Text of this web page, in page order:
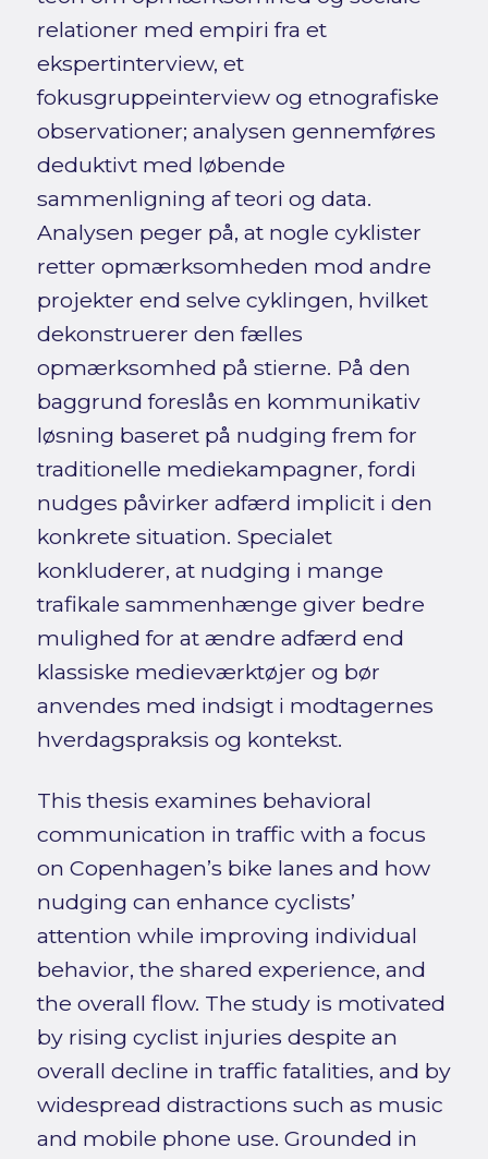
relationer med empiri fra et
ekspertinterview, et
fokusgruppeinterview og etnografiske
observationer; analysen gennemføres
deduktivt med løbende
sammenligning af teori og data.
Analysen peger på, at nogle cyklister
retter opmærksomheden mod andre
projekter end selve cyklingen, hvilket
dekonstruerer den fælles
opmærksomhed på stierne. På den
baggrund foreslås en kommunikativ
løsning baseret på nudging frem for
traditionelle mediekampagner, fordi
nudges påvirker adfærd implicit i den
konkrete situation. Specialet
konkluderer, at nudging i mange
trafikale sammenhænge giver bedre
mulighed for at ændre adfærd end
klassiske medieværktøjer og bør
anvendes med indsigt i modtagernes
hverdagspraksis og kontekst.
This thesis examines behavioral
communication in traffic with a focus
on Copenhagen’s bike lanes and how
nudging can enhance cyclists’
attention while improving individual
behavior, the shared experience, and
the overall flow. The study is motivated
by rising cyclist injuries despite an
overall decline in traffic fatalities, and by
widespread distractions such as music
and mobile phone use. Grounded in